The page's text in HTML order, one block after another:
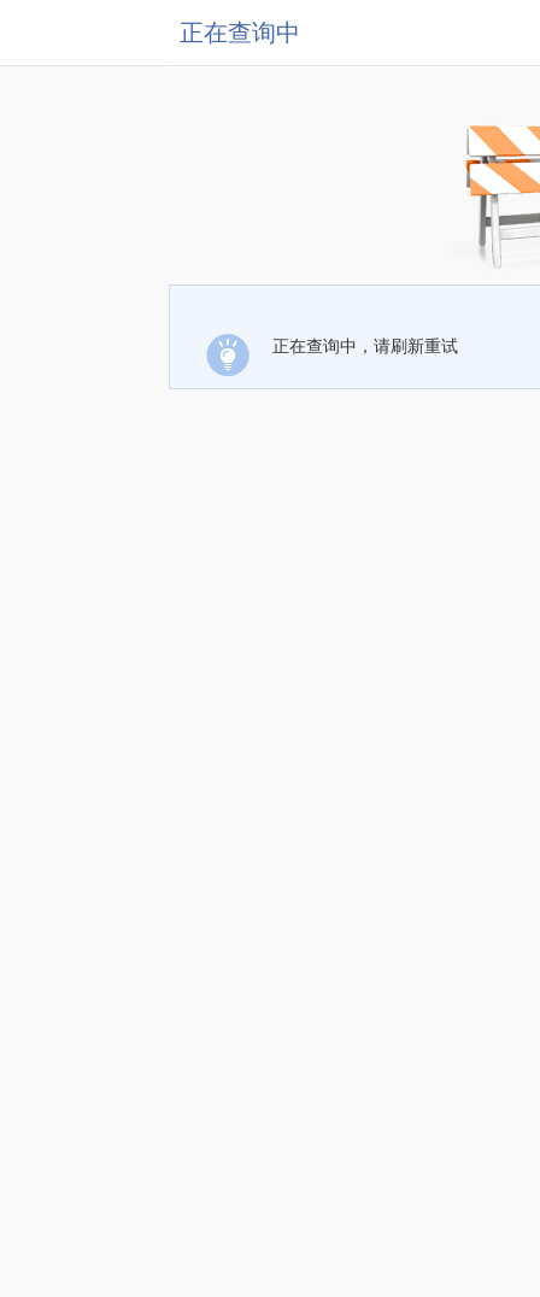
正在查询中
正在查询中，请刷新重试